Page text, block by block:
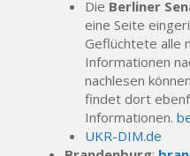
Die Berliner
eine Seite
Geflüchtete alle
Informationen
nachlesen
findet dort
Informationen.
UKR-DIM.de